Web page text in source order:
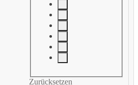
Zurücksetzen